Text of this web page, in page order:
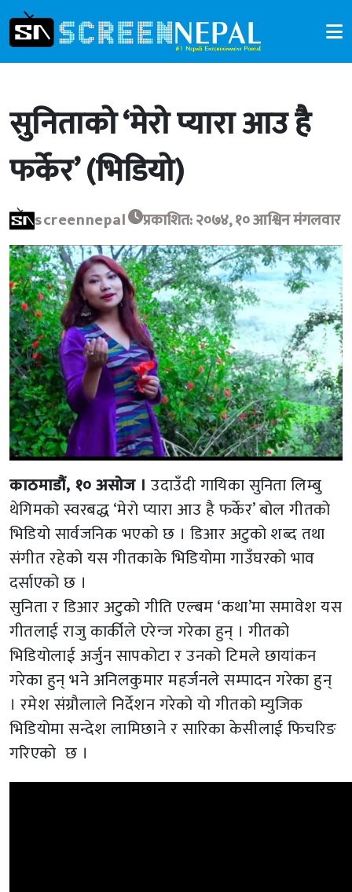
सुनिताको ‘मेरो प्यारा आउ है
फर्केर’ (भिडियो)
screennepal प्रकाशित: २०७४, १० आश्विन मंगलवार
काठमाडौं, १० असोज । उदाउँदी गायिका सुनिता लिम्बु
थेगिमको स्वरबद्ध ‘मेरो प्यारा आउ है फर्केर’ बोल गीतको
भिडियो सार्वजनिक भएको छ । डिआर अटुको शब्द तथा
संगीत रहेको यस गीतकाके भिडियोमा गाउँघरको भाव
दर्साएको छ ।
सुनिता र डिआर अटुको गीति एल्बम ‘कथा’मा समावेश यस
गीतलाई राजु कार्कीले एरेन्ज गरेका हुन् । गीतको
भिडियोलाई अर्जुन सापकोटा र उनको टिमले छायांकन
गरेका हुन् भने अनिलकुमार महर्जनले सम्पादन गरेका हुन्
। रमेश संग्रौलाले निर्देशन गरेको यो गीतको म्युजिक
भिडियोमा सन्देश लामिछाने र सारिका केसीलाई फिचरिङ
गरिएको छ ।